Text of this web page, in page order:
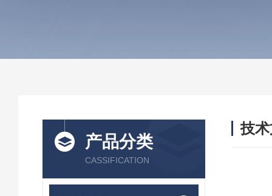
产品分类
CASSIFICATION
技